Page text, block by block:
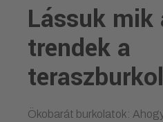
Lássuk mik
trendek a
Ökobarát burkolatok: